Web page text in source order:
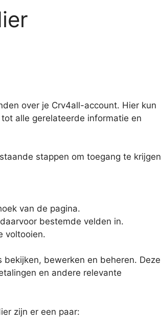
over je Crv4all-account. Hier kun
alle gerelateerde informatie en
stappen om toegang te krijgen
van de pagina.
bestemde velden in.
voltooien.
bewerken en beheren. Deze
en andere relevante
zijn er een paar: